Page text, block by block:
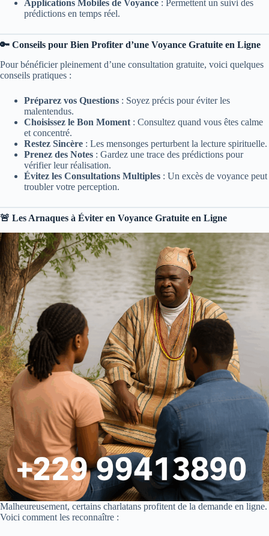
Applications Mobiles de Voyance : Permettent un suivi des
prédictions en temps réel.
🔑 Conseils pour Bien Profiter d’une Voyance Gratuite en Ligne
Pour bénéficier pleinement d’une consultation gratuite, voici quelques
conseils pratiques :
Préparez vos Questions : Soyez précis pour éviter les
malentendus.
Choisissez le Bon Moment : Consultez quand vous êtes calme
et concentré.
Restez Sincère : Les mensonges perturbent la lecture spirituelle.
Prenez des Notes : Gardez une trace des prédictions pour
vérifier leur réalisation.
Évitez les Consultations Multiples : Un excès de voyance peut
troubler votre perception.
🚨 Les Arnaques à Éviter en Voyance Gratuite en Ligne
Malheureusement, certains charlatans profitent de la demande en ligne.
Voici comment les reconnaître :